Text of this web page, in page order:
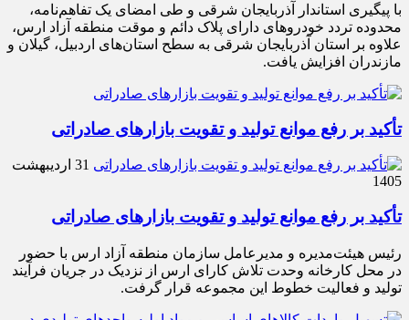
با پیگیری استاندار آذربایجان شرقی و طی امضای یک تفاهم‌نامه،
محدوده تردد خودروهای دارای پلاک دائم و موقت منطقه آزاد ارس،
علاوه بر استان آذربایجان شرقی به سطح استان‌های اردبیل، گیلان و
مازندران افزایش یافت.
تأکید بر رفع موانع تولید و تقویت بازارهای صادراتی
31 اردیبهشت
1405
تأکید بر رفع موانع تولید و تقویت بازارهای صادراتی
رئیس هیئت‌مدیره و مدیرعامل سازمان منطقه آزاد ارس با حضور
در محل کارخانه وحدت تلاش کارای ارس از نزدیک در جریان فرآیند
تولید و فعالیت خطوط این مجموعه قرار گرفت.